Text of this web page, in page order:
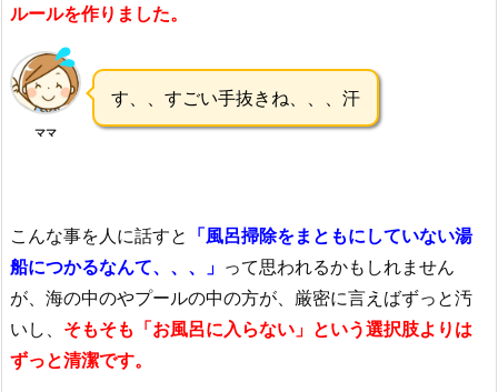
ルールを作りました。
ママ
す、、すごい手抜きね、、、汗
こんな事を人に話すと 「風呂掃除をまともにしていない湯
船につかるなんて、、、」 って思われるかもしれません
が、海の中のやプールの中の方が、厳密に言えばずっと汚
いし、 そもそも「お風呂に入らない」という選択肢よりは
ずっと清潔です。